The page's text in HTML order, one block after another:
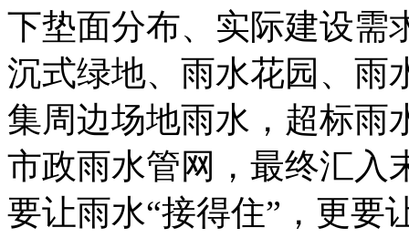
下垫面分布、实际建设需
沉式绿地、雨水花园、雨
集周边场地雨水，超标雨
市政雨水管网，最终汇入
要让雨水“接得住”，更要